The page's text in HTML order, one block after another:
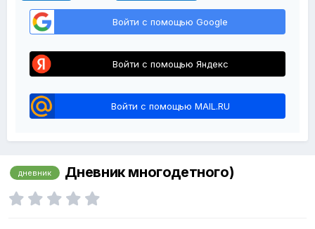
Войти с помощью Google
Войти с помощью Яндекс
Войти с помощью MAIL.RU
дневник Дневник многодетного)